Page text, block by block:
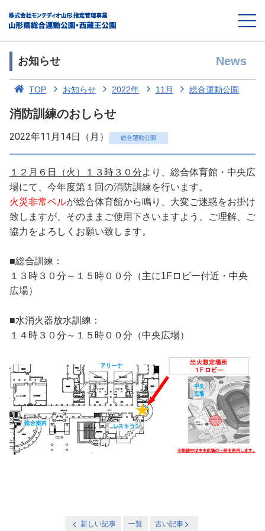
お知らせ News
TOP お知らせ 2022年 11月 総合運動公園
消防訓練のおしらせ
2022年11月14日（月） 総合運動公園
１２月６日（火）１３時３０分より、総合体育館・中央広
場にて、今年度第１回の消防訓練を行います。
火災非常ベルが総合体育館から鳴り、大変ご迷惑をお掛け
致しますが、そのままご使用下さいますよう、ご理解、ご
協力をよろしくお願い致します。
■総合訓練：
１３時３０分～１５時００分（主に1Fロビー付近・中央
広場）
■水消火器放水訓練：
１４時３０分～１５時００分（中央広場）
新しい記事 一覧 古い記事